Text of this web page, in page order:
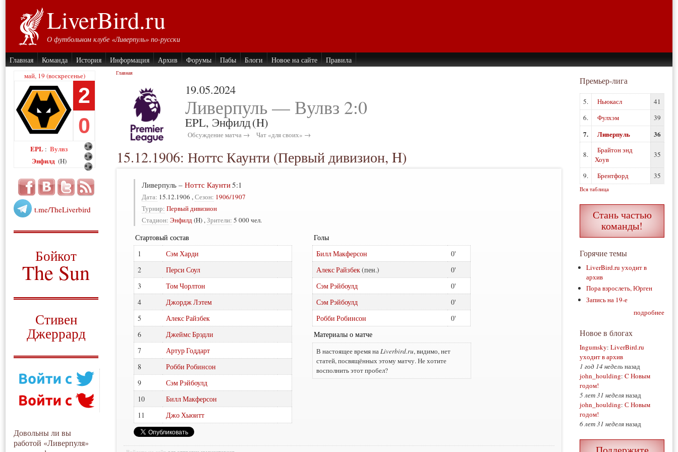
LiverBird.ru
О футбольном клубе «Ливерпуль» по-русски
Главная Команда История Информация Архив Форумы Пабы Блоги Новое на сайте Правила
май, 19 (воскресенье)
2
0
EPL : Вулвз
Энфилд (H)
t.me/TheLiverbird
Бойкот
The Sun
Стивен
Джеррард
Довольны ли вы
работой «Ливерпуля»
Главная
19.05.2024
Ливерпуль — Вулвз 2:0
EPL, Энфилд(H)
Обсуждение матча → Чат «для своих» →
15.12.1906: Ноттс Каунти (Первый дивизион, H)
Ливерпуль– Ноттс Каунти5:1
Дата: 15.12.1906 ,Сезон: 1906/1907
Турнир: Первый дивизион
Стадион: Энфилд(H),Зрители: 5 000 чел.
Стартовый состав
1
Сэм Харди
2
Перси Соул
3
Том Чорлтон
4
Джордж Лэтем
5
Алекс Райзбек
6
Джеймс Брэдли
7
Артур Годдарт
8
Робби Робинсон
9
Сэм Рэйбоулд
10
Билл Макферсон
11
Джо Хьюитт
Голы
Билл Макферсон
0
Алекс Райзбек
0
Сэм Рэйбоулд
0
Сэм Рэйбоулд
0
Робби Робинсон
0
Материалы о матче
В настоящее время наLiverbird.ru, видимо, нет
статей, посвящённых этому матчу. Не хотите
восполнить этот пробел?
Премьер-лига
5. Ньюкасл
41
6.
Фулхэм 39
7. Ливерпуль 36
8.
Брайтон энд
Хоув
35
9. Брентфорд 35
Вся таблица
Стань частью
команды!
Горячие темы
LiverBird.ru уходит в
архив
Пора взрослеть, Юрген
Запись на 19-е
подробнее
Новое в блогах
Ingumsky: LiverBird.ru
уходит в архив
1 год 14 недельназад
john_houlding: C Новым
годом!
5 лет 31 неделяназад
john_houlding: С Новым
годом!
6 лет 31 неделяназад